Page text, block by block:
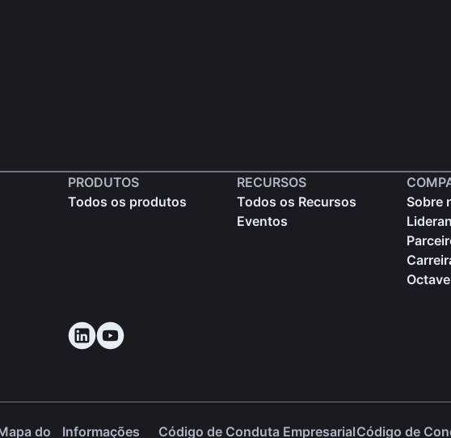
PRODUTOS
Todos os produtos
RECURSOS
Todos os Recursos
Eventos
Sobre
do Informações Código de Conduta EmpresarialCódigo de